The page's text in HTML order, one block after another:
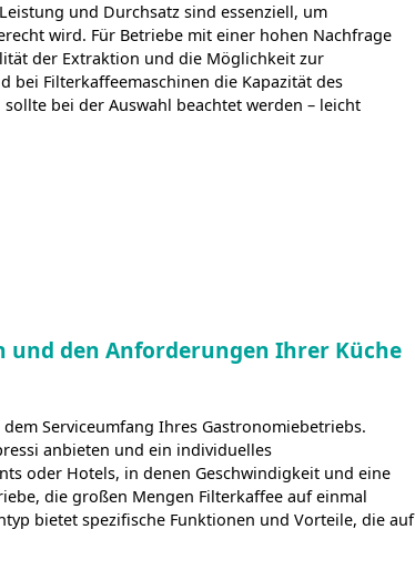
und Durchsatz sind essenziell, um
wird. Für Betriebe mit einer hohen Nachfrage
der Extraktion und die Möglichkeit zur
bei Filterkaffeemaschinen die Kapazität des
bei der Auswahl beachtet werden – leicht
und den Anforderungen Ihrer Küche
Serviceumfang Ihres Gastronomiebetriebs.
anbieten und ein individuelles
oder Hotels, in denen Geschwindigkeit und eine
die großen Mengen Filterkaffee auf einmal
bietet spezifische Funktionen und Vorteile, die auf